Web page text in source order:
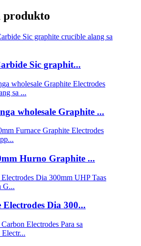
produkto
Sic graphit...
wholesale Graphite ...
Hurno Graphite ...
Dia 300...